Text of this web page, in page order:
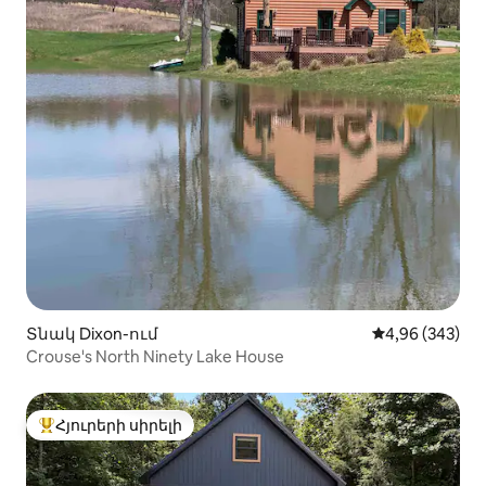
Տնակ Dixon-ում Միջին
4,96 (343)
Crouse's North Ninety Lake House
Հյուրերի սիրելի լավագույն տները
Հյուրերի սիրելի